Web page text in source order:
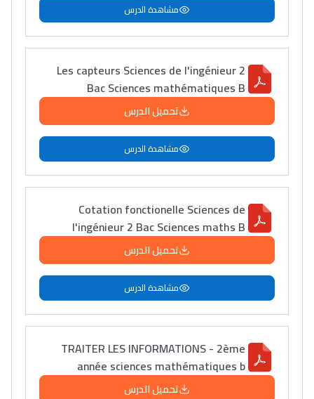
مشاهدة الدرس
Les capteurs Sciences de l'ingénieur 2
Bac Sciences mathématiques B
تحميل الدرس
مشاهدة الدرس
Cotation fonctionelle Sciences de
l'ingénieur 2 Bac Sciences maths B
تحميل الدرس
مشاهدة الدرس
TRAITER LES INFORMATIONS - 2ème
année sciences mathématiques b
تحميل الدرس